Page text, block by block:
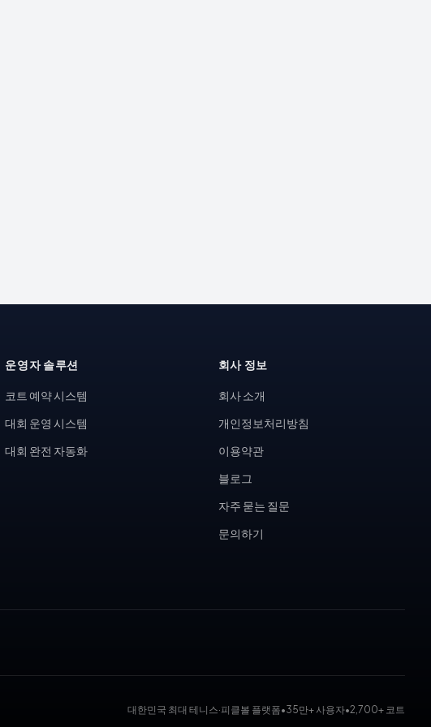
운영자 솔루션
코트 예약 시스템
대회 운영 시스템
대회 완전 자동화
회사 정보
회사 소개
개인정보처리방침
이용약관
블로그
자주 묻는 질문
문의하기
대한민국 최대 테니스·피클볼 플랫폼•35만+ 사용자•2,700+ 코트